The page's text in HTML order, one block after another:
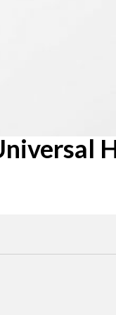
ein oder benutze die